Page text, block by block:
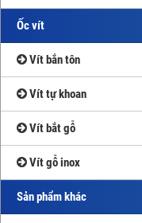
Ốc vít
Vít bắn tôn
Vít tự khoan
Vít bắt gỗ
Vít gỗ inox
Sản phẩm khác